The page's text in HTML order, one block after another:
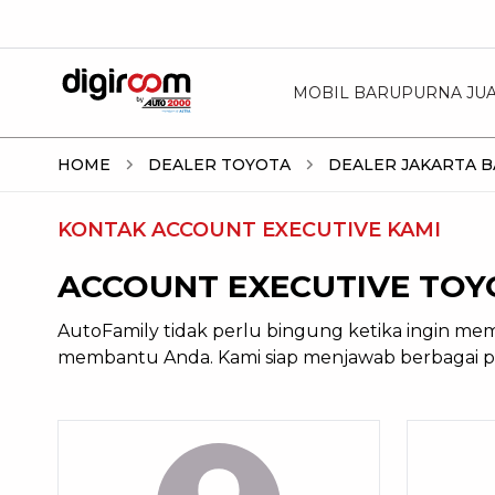
MOBIL BARUPURNA
HOME DEALER TOYOTA DEALER JAKARTA
KONTAK ACCOUNT EXECUTIVE KAMI
ACCOUNT EXECUTIVE
AutoFamily tidak perlu bingung ketika ingin
membantu Anda. Kami siap menjawab